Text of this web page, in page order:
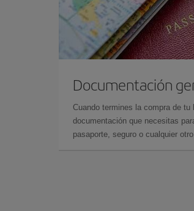
Documentación
Cuando termines la compra de
documentación que necesitas
pasaporte, seguro o cualquier